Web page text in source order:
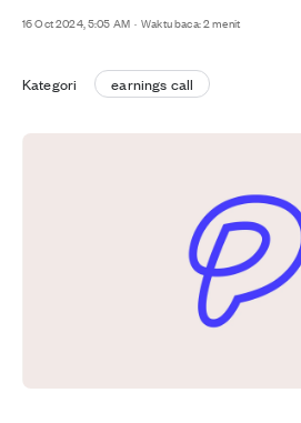
16 Oct 2024, 5:05 AM · Waktu baca: 2 menit
Kategori earnings call